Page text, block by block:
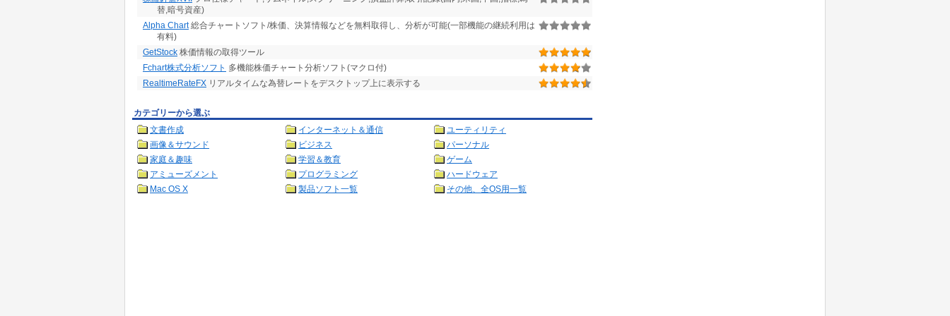
替,暗号資産)
Alpha Chart総合チャートソフト/株価、決算情報などを無料取得し、分析が可能(一部機能の継続利用は
有料)
GetStock 株価情報の取得ツール
Fchart株式分析ソフト 多機能株価チャート分析ソフト(マクロ付)
RealtimeRateFX リアルタイムな為替レートをデスクトップ上に表示する
カテゴリーから選ぶ
文書作成
インターネット＆通信
ユーティリティ
画像＆サウンド
ビジネス
パーソナル
家庭＆趣味
学習＆教育
ゲーム
アミューズメント
プログラミング
ハードウェア
Mac OS X
製品ソフト一覧 その他、全OS用一覧